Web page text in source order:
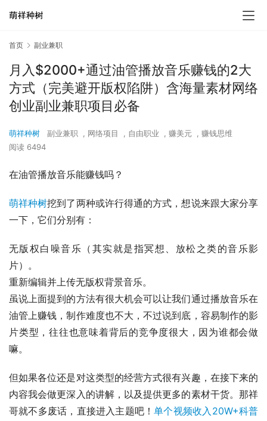
首页 副业兼职
月入$2000+通过油管播放音乐赚钱的2大
方式（完美避开版权陷阱）含海量素材网络
创业副业兼职项目必备
萌祥种树 副业兼职 , 网络项目 , 自由职业 , 赚美元 , 赚钱思维
阅读 6494
在油管播放音乐能赚钱吗？
萌祥种树挖到了两种或许行得通的方式，想说来跟大家分享
一下，它们分别有：
无版权白噪音乐（其实就是指冥想、放松之类的音乐影
片）。
重新编辑并上传无版权背景音乐。
虽说上面提到的方法有很大机会可以让我们通过播放音乐在
油管上赚钱，制作难度也不大，不过说到底，容易制作的影
片类型，往往也意味着背后的竞争度很大，因为谁都会做
嘛。
但如果各位还是对这类型的经营方式很有兴趣，在接下来的
内容我会做更深入的讲解，以及提供更多的素材干货。那祥
哥就不多废话，直接进入主题吧！单个视频收入20W+科普